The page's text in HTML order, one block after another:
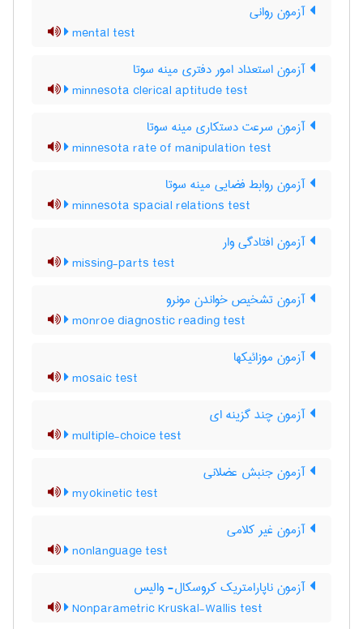
آزمون روانی
mental test
آزمون استعداد امور دفتری مینه سوتا
minnesota clerical aptitude test
آزمون سرعت دستکاری مینه سوتا
minnesota rate of manipulation test
آزمون روابط فضایی مینه سوتا
minnesota spacial relations test
آزمون افتادگی وار
missing-parts test
آزمون تشخیص خواندن مونرو
monroe diagnostic reading test
آزمون موزائیکها
mosaic test
آزمون چند گزینه ای
multiple-choice test
آزمون جنبش عضلانی
myokinetic test
آزمون غیر کلامی
nonlanguage test
آزمون ناپارامتریک کروسکال- والیس
Nonparametric Kruskal-Wallis test